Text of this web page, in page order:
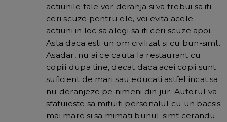
actiunile tale vor deranja si va trebui sa iti
ceri scuze pentru ele, vei evita acele
actiuni in loc sa alegi sa iti ceri scuze apoi.
Asta daca esti un om civilizat si cu bun-simt.
Asadar, nu ai ce cauta la restaurant cu
copiii dupa tine, decat daca acei copii sunt
suficient de mari sau educati astfel incat sa
nu deranjeze pe nimeni din jur. Autorul va
sfatuieste sa mituiti personalul cu un bacsis
mai mare si sa mimati bunul-simt cerandu-